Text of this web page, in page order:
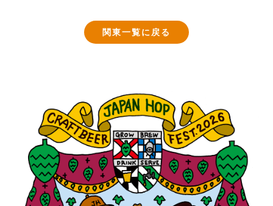
関東一覧に戻る